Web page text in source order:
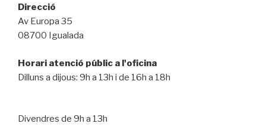
Direcció
Av Europa 35
08700 Igualada
Horari atenció públic a l'oficina
Dilluns a dijous: 9h a 13h i de 16h a 18h
Divendres de 9h a 13h